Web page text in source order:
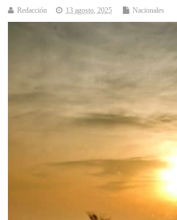
Redacción 13 agosto, 2025 Nacionales